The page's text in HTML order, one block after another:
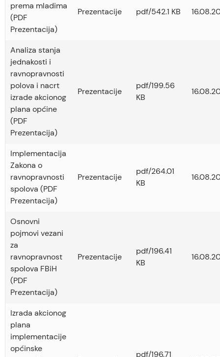
prema mladima
(PDF
Prezentacija)
Prezentacije pdf/542.1 KB
Analiza stanja
jednakosti i
ravnopravnosti
polova i nacrt
izrade akcionog
plana općine
(PDF
Prezentacija)
Prezentacije
pdf/199.56
KB
Implementacija
Zakona o
ravnopravnosti
spolova (PDF
Prezentacija)
Prezentacije
pdf/264.01
KB
Osnovni
pojmovi vezani
za
ravnopravnost
spolova FBiH
(PDF
Prezentacija)
Prezentacije
pdf/196.41
KB
Izrada akcionog
plana
implementacije
općinske
pdf/196.71